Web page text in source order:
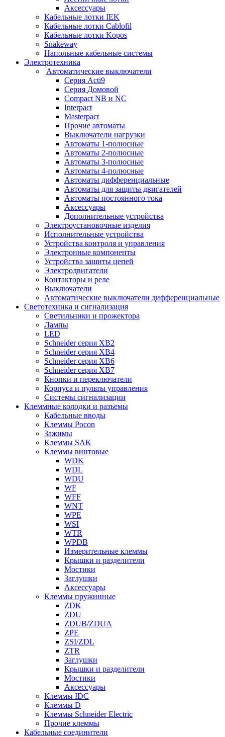
Аксессуары
Кабельные лотки IEK
Кабельные лотки Cablofil
Кабельные лотки Kopos
Snakeway
Напольные кабельные системы
Электротехника
Автоматические выключатели
Серия Acti9
Серия Домовой
Compact NB и NC
Interpact
Masterpact
Прочие автоматы
Выключатели нагрузки
Автоматы 1-полюсные
Автоматы 2-полюсные
Автоматы 3-полюсные
Автоматы 4-полюсные
Автоматы дифференциальные
Автоматы для защиты двигателей
Автоматы постоянного тока
Аксессуары
Дополнительные устройства
Электроустановочные изделия
Исполнительные устройства
Устройства контроля и управления
Электронные компоненты
Устройства защиты цепей
Электродвигатели
Контакторы и реле
Выключатели
Автоматические выключатели дифференциальные
Светотехника и сигнализация
Светильники и прожектора
Лампы
LED
Schneider серия XB2
Schneider серия XB4
Schneider серия XB6
Schneider серия XB7
Кнопки и переключатели
Корпуса и пульты управления
Системы сигнализации
Клеммные колодки и разъемы
Кабельные вводы
Клеммы Pocon
Зажимы
Клеммы SAK
Клеммы винтовые
WDK
WDL
WDU
WF
WFF
WNT
WPE
WSI
WTR
WPDB
Измерительные клеммы
Крышки и разделители
Мостики
Заглушки
Аксессуары
Клеммы пружинные
ZDK
ZDU
ZDUB/ZDUA
ZPE
ZSI/ZDL
ZTR
Заглушки
Крышки и разделители
Мостики
Аксессуары
Клеммы IDC
Клеммы D
Клеммы Schneider Electric
Прочие клеммы
Кабельные соединители